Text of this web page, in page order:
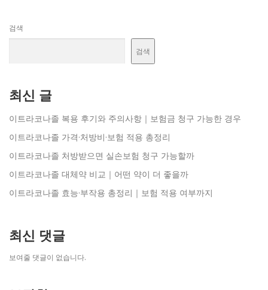
검색
검색
최신 글
이트라코나졸 복용 후기와 주의사항｜보험금 청구 가능한 경우
이트라코나졸 가격·처방비·보험 적용 총정리
이트라코나졸 처방받으면 실손보험 청구 가능할까
이트라코나졸 대체약 비교｜어떤 약이 더 좋을까
이트라코나졸 효능·부작용 총정리｜보험 적용 여부까지
최신 댓글
보여줄 댓글이 없습니다.